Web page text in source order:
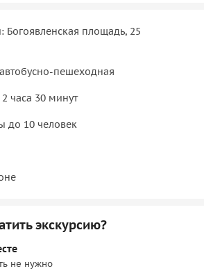
Богоявленская площадь, 25
пешеходная
часа 30 минут
до 10 человек
экскурсию?
не нужно